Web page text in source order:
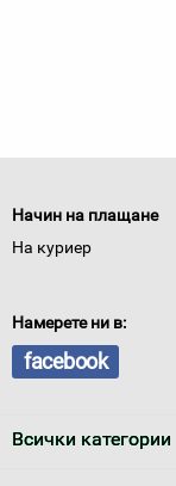
Начин на плащане
На куриер
Намерете ни в:
facebook
Всички категории